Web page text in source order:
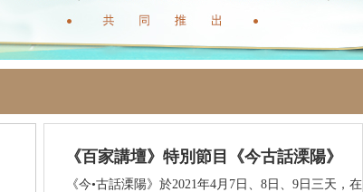
《百家講壇》特別節目《今古話溧陽》
《今•古話溧陽》於2021年4月7日、8日、9日三天，在